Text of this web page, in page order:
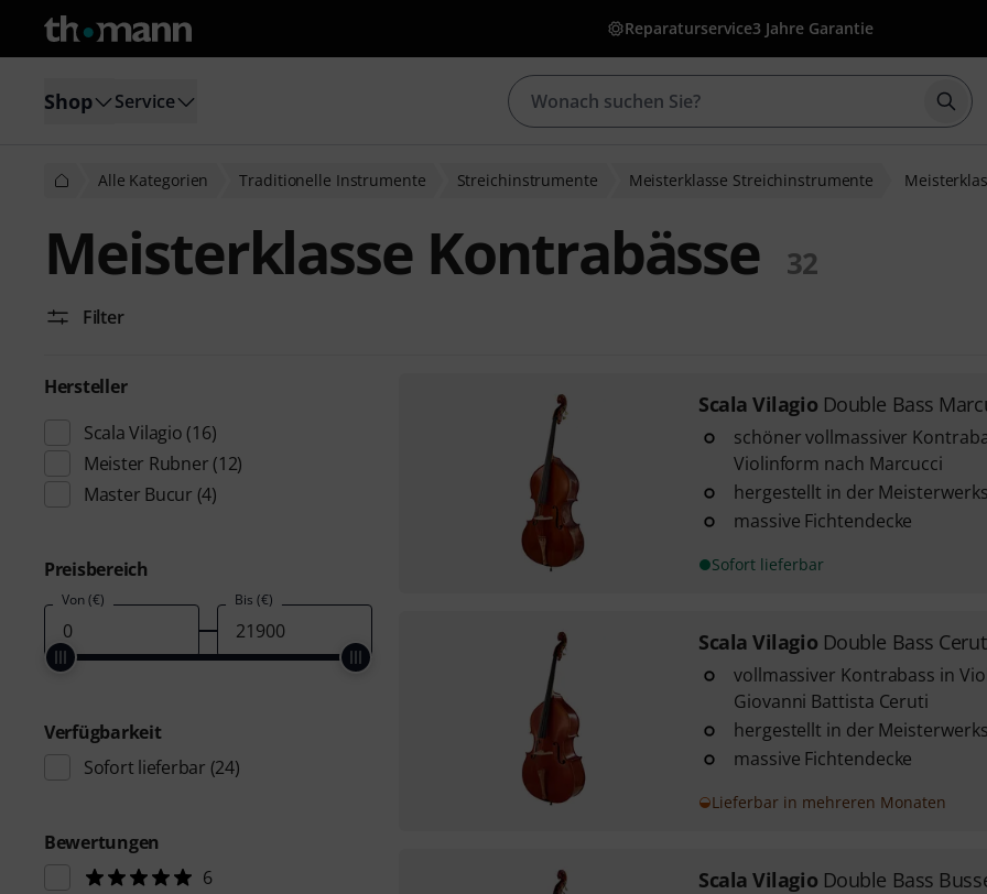
Reparaturservice3 Jahre Garantie
Shop Service
Alle Kategorien Traditionelle Instrumente Streichinstrumente Meisterklasse Streichinstrumente
Meisterklasse Kontrabässe 32
Filter
Hersteller
Scala Vilagio (16)
Meister Rubner (12)
Master Bucur (4)
Preisbereich
Von (€) Bis (€)
Verfügbarkeit
Sofort lieferbar (24)
Bewertungen
6
Scala Vilagio Double Bass
schöner vollmassiver
Violinform nach Marcucci
hergestellt in der
massive Fichtendecke
Sofort lieferbar
Scala Vilagio Double Bass
vollmassiver Kontrabass in
Giovanni Battista Ceruti
hergestellt in der
massive Fichtendecke
Lieferbar in mehreren Monaten
Scala Vilagio Double Bass